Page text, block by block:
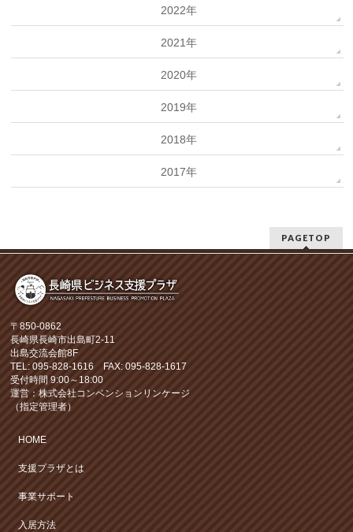
2022年
2021年
2020年
2019年
2018年
2017年
PAGETOP
〒850-0862
長崎県長崎市出島町2-11
出島交流会館8F
TEL: 095-828-1616 FAX: 095-828-1617
受付時間 9:00～18:00
運営：株式会社コンベンションリンケージ
（指定管理者）
HOME
支援プラザとは
事業サポート
入居方法